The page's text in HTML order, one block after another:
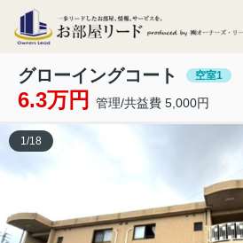
グローイングコート 空室1
6.3万円 管理/共益費 5,000円
1 /18